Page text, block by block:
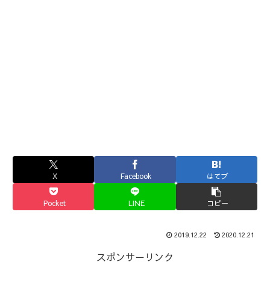
X Facebook はてブ
Pocket LINE コピー
2019.12.22 2020.12.21
スポンサーリンク